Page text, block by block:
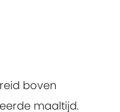
boven
maaltijd.